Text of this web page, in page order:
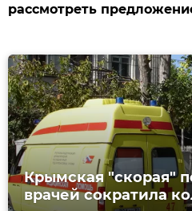
рассмотреть
Крымская "скорая"
врачей сократила